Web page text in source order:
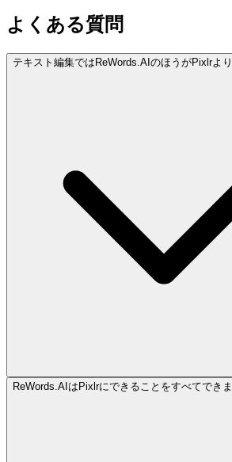
よくある質問
テキスト編集ではReWords.AIのほうがPixlrよ
ReWords.AIはPixlrにできることをすべてでき